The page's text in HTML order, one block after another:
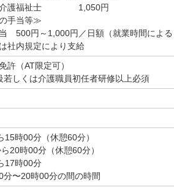
祉士 1,050円
手当等≫
500円～1,000円／日額（就業時間による
社内規定により支給
許（AT限定可）
若しくは介護職員初任者研修以上必須
15時00分（休憩60分）
20時00分（休憩60分）
17時00分
分〜20時00分の間の時間